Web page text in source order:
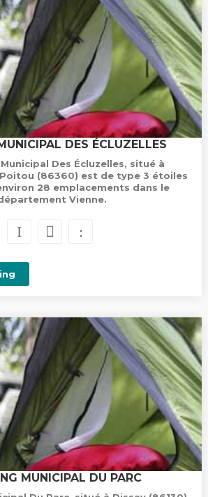
DES ÉCLUZELLES
Des Écluzelles, situé à
(86360) est de type 3 étoiles
28 emplacements dans le
Vienne.
MUNICIPAL DU PARC